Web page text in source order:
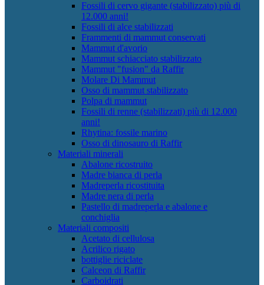
Fossili di cervo gigante (stabilizzato) più di
12.000 anni!
Fossili di alce stabilizzati
Frammenti di mammut conservati
Mammut d'avorio
Mammut schiacciato stabilizzato
Mammut "fusion" da Raffir
Molare Di Mammut
Osso di mammut stabilizzato
Polpa di mammut
Fossili di renne (stabilizzati) più di 12.000
anni!
Rhytina: fossile marino
Osso di dinosauro di Raffir
Materiali minerali
Abalone ricostruito
Madre bianca di perla
Madreperla ricostituita
Madre nera di perla
Pastello di madreperla e abalone e
conchiglia
Materiali compositi
Acetato di cellulosa
Acrilico rigato
bottiglie riciclate
Calceon di Raffir
Carboidrati